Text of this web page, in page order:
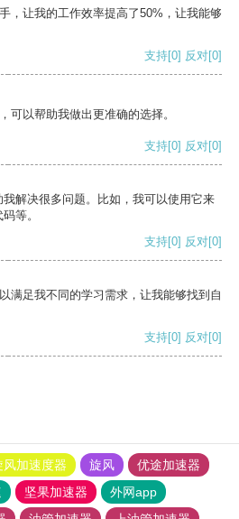
，让我的工作效率提高了50%，让我能够
支持[0] 反对[0]
可以帮助我做出更准确的选择。
支持[0] 反对[0]
解决很多问题。比如，我可以使用它来
等。
支持[0] 反对[0]
满足我不同的学习需求，让我能够找到自
支持[0] 反对[0]
风加速度器 旋风
优途加速器
坚果加速器
外网app